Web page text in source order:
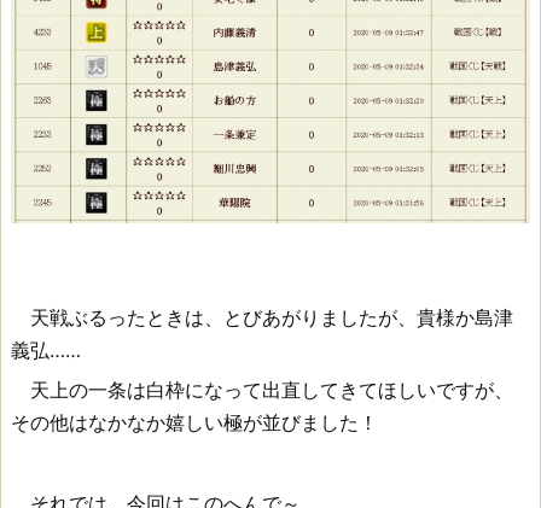
天戦ぶるったときは、とびあがりましたが、貴様か島津
義弘……
天上の一条は白枠になって出直してきてほしいですが、
その他はなかなか嬉しい極が並びました！